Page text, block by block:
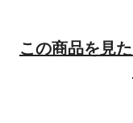
この商品を見